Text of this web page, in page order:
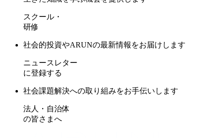
スクール・
研修
社会的投資やARUNの最新情報をお届けします
ニュースレター
に登録する
社会課題解決への取り組みをお手伝いします
法人・自治体
の皆さまへ